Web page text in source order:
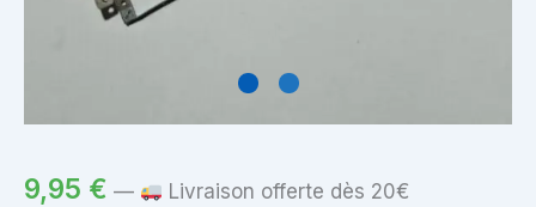
9,95 € —
Livraison offerte dès 20€